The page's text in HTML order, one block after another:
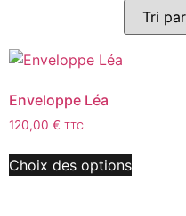
Enveloppe Léa
120,00 € TTC
Choix des options